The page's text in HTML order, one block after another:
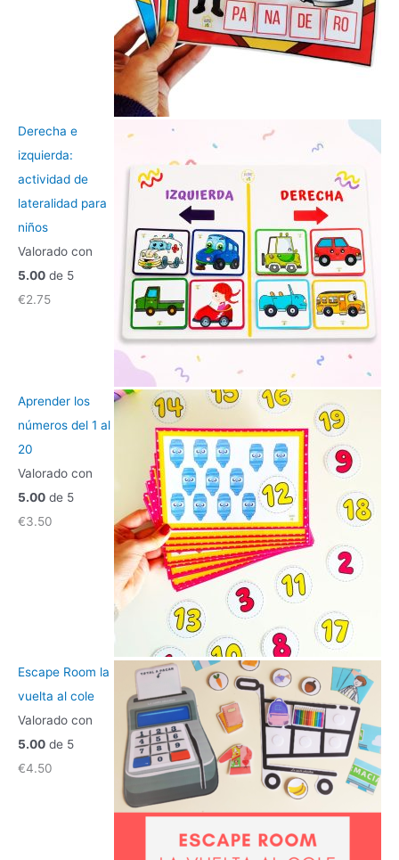
Derecha e
izquierda:
actividad de
lateralidad para
niños
Valorado con
5.00 de 5
€2.75
Aprender los
números del 1 al
20
Valorado con
5.00 de 5
€3.50
Escape Room la
vuelta al cole
Valorado con
5.00 de 5
€4.50